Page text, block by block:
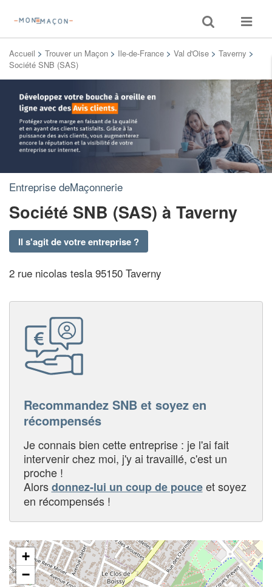
Toggle
search
Toggle
Accueil > Trouver un Maçon > Ile-de-France > Val d'Oise > Taverny >
Société SNB (SAS)
Entreprise deMaçonnerie
Société SNB (SAS) à Taverny
Il s'agit de votre entreprise ?
2 rue nicolas tesla 95150 Taverny
Recommandez SNB et soyez en
récompensés
Je connais bien cette entreprise : je l'ai fait
intervenir chez moi, j'y ai travaillé, c'est un
proche !
Alorsdonnez-lui un coup de pouceet soyez
en récompensés !
+
−